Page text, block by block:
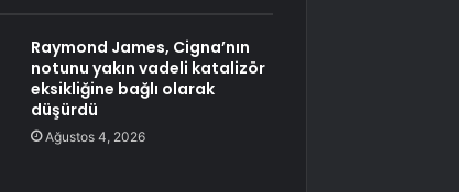
Raymond James, Cigna’nın
notunu yakın vadeli katalizör
eksikliğine bağlı olarak
düşürdü
Ağustos 4, 2026